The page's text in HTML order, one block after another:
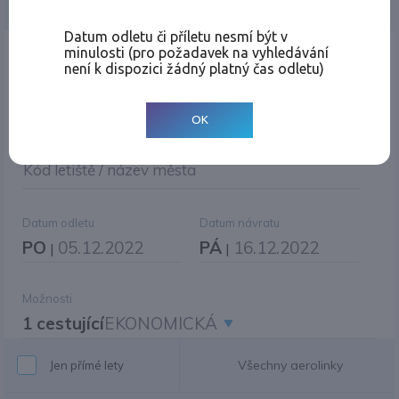
Místo odletu
Kód letiště / název města
Datum odletu
PO | 05.12.2022
Datum návratu
PÁ | 16.12.2022
Možnosti
1 cestujícíEKONOMICKÁ
Jen přímé lety Všechny aerolinky
Datum odletu či příletu nesmí být v
minulosti (pro požadavek na vyhledávání
není k dispozici žádný platný čas odletu)
OK